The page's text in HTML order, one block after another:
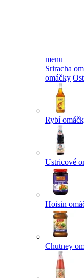
menu
Sriracha
omáčky
Rybí
Ustricové
Hoisin
Chutney